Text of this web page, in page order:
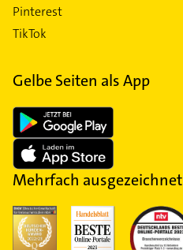
Pinterest
TikTok
Gelbe Seiten als App
Mehrfach ausgezeichnet